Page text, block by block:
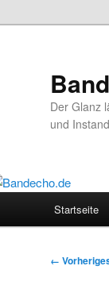
Der Glanz
und
Startseite
Bilder-
←